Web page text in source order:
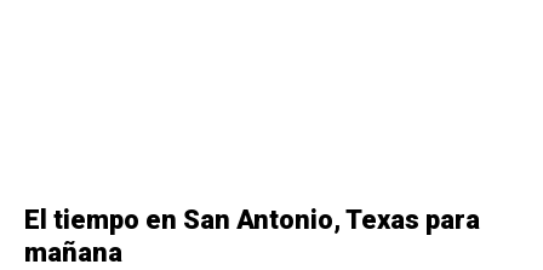
El tiempo en San Antonio, Texas para
mañana